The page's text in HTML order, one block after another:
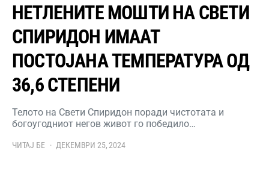
НЕТЛЕНИТЕ МОШТИ НА СВЕТИ
СПИРИДОН ИМААТ
ПОСТОЈАНА ТЕМПЕРАТУРА ОД
36,6 СТЕПЕНИ
Телото на Свети Спиридон поради чистотата и
богоугодниот негов живот го победило…
ЧИТАЈ БЕ ДЕКЕМВРИ 25, 2024